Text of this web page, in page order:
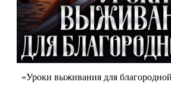
«Уроки выживания для